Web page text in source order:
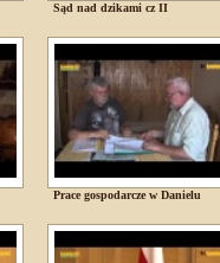
Sąd nad dzikami cz II
Prace gospodarcze w Danielu